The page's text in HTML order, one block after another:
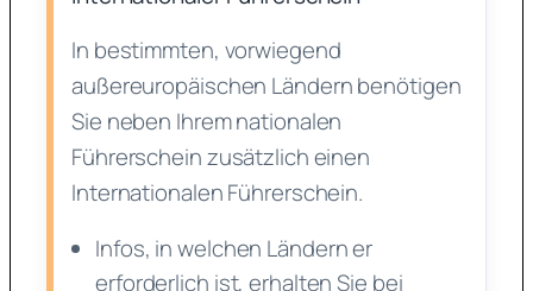
In bestimmten, vorwiegend
außereuropäischen Ländern benötigen
Sie neben Ihrem nationalen
Führerschein zusätzlich einen
Internationalen Führerschein.
Infos, in welchen Ländern er
erforderlich ist, erhalten Sie bei